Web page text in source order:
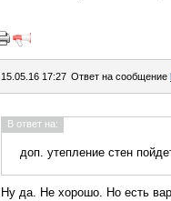
15.05.16 17:27 Ответ на сообщение
В ответ на:
доп. утепление стен
Ну да. Не хорошо. Но есть